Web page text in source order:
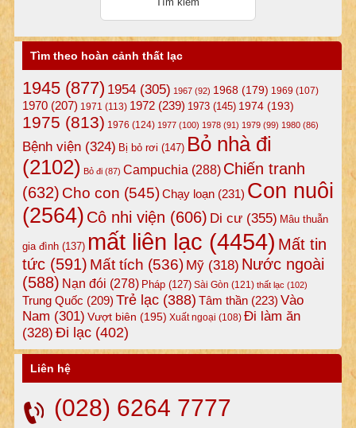
Tìm theo hoàn cảnh thất lạc
1945(877) 1954(305) 1967(92) 1968(179) 1969 (107)
1970(207) 1971 (113) 1972(239) 1973(145) 1974(193)
1975 (813) 1976 (124) 1977(100) 1978(91) 1979(99) 1980(86)
Bệnh viện(324) Bị bỏ rơi (147) Bỏ nhà đi
(2102) Bỏ đi(87) Campuchia (288) Chiến tranh
(632) Cho con (545)Chạy loạn(231) Con nuôi
(2564) Cô nhi viện (606) Di cư(355) Mâu thuẫn
gia đình(137) mất liên lạc (4454) Mất tin
tức(591) Mất tích (536) Mỹ(318) Nước ngoài
(588) Nạn đói (278) Pháp(127) Sài Gòn (121) thất lạc (102)
Trung Quốc (209) Trẻ lạc(388) Tâm thần(223) Vào
Nam (301) Vượt biên (195) Xuất ngoại (108) Đi làm ăn
(328) Đi lạc(402)
Liên hệ
(028) 6264 7777